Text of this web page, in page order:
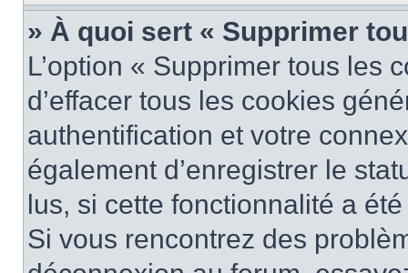
» À quoi sert « Supprimer
L’option « Supprimer tous les
d’effacer tous les cookies
authentification et votre
également d’enregistrer le
lus, si cette fonctionnalité a
Si vous rencontrez des